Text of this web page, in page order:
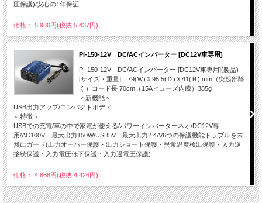
圧保護)/安心の1年保証
価格： 5,980円(税抜 5,437円)
PI-150-12V DC/ACインバーター [DC12V車専用]
PI-150-12V DC/ACインバーター [DC12V車専用](製品)
[サイズ・重量] 79(Ｗ)Ｘ95.5(Ｄ)Ｘ41(Ｈ) mm（突起部除
く）コード長 70cm（15Aヒューズ内蔵）385g
＜新機能＞
USB出力アップ/コンパクトボディ
＜特徴＞
USBでの充電/車の中で家電が使える/パワーインバーターネオ/DC12V専
用/AC100V 最大出力150W/USB5V 最大出力2.4A/6つの保護機能トラブルを未
然にガード(出力オーバー保護・出力ショート保護・異常温度検出保護・入力逆
接続保護・入力電圧低下保護・入力過電圧保護)
価格： 4,868円(税抜 4,426円)